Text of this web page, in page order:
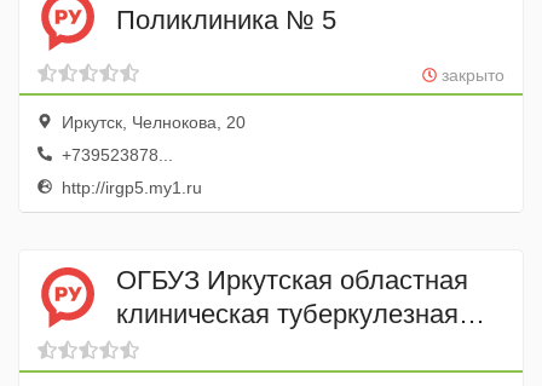
Поликлиника № 5
закрыто
Иркутск, Челнокова, 20
+739523878...
http://irgp5.my1.ru
ОГБУЗ Иркутская областная
клиническая туберкулезная
больница